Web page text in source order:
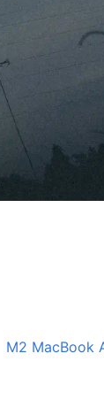
M2 MacBook